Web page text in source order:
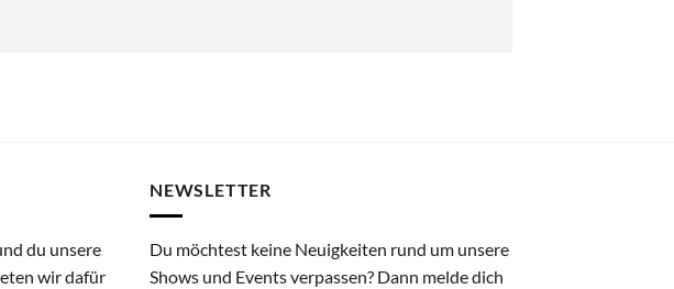
du unsere
wir dafür
NEWSLETTER
Du möchtest keine Neuigkeiten rund um unsere
Shows und Events verpassen? Dann melde dich